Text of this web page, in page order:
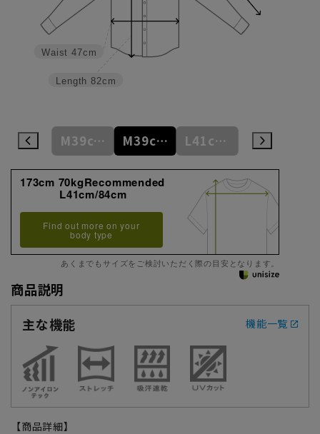
Length 82cm
Waist 47cm
M39cm/86cm M39cm/88cm L41cm/82cm
173cm 70kgRecommended
L41cm/84cm
Find out more on your
body type
あくまでもサイズをご検討いただく際の目安となります。
商品説明
主な機能
機能一覧
【商品詳細】